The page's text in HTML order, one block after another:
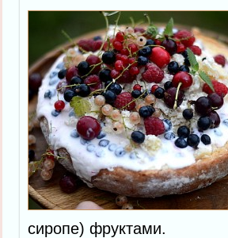
сиропе) фруктами.